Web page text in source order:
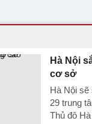
Hà Nội
cơ sở
Hà Nội
29 trung
Thủ đô